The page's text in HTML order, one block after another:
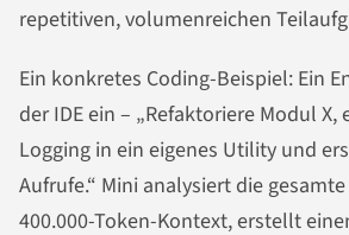
repetitiven, volumenreichen
Ein konkretes Coding-Beispiel: Ein
der IDE ein – „Refaktoriere Modul X,
Logging in ein eigenes Utility und
Aufrufe.“ Mini analysiert die
400.000-Token-Kontext, erstellt